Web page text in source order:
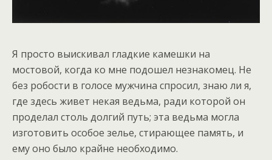
Я просто выискивал гладкие камешки на
мостовой, когда ко мне подошел незнакомец. Не
без робости в голосе мужчина спросил, знаю ли я,
где здесь живет некая ведьма, ради которой он
проделал столь долгий путь; эта ведьма могла
изготовить особое зелье, стирающее память, и
ему оно было крайне необходимо.